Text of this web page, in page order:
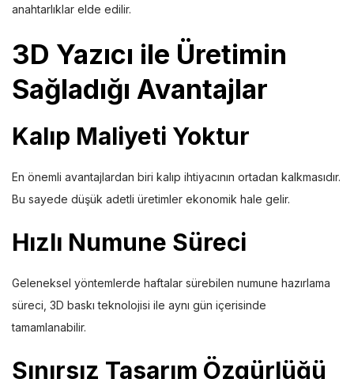
anahtarlıklar elde edilir.
3D Yazıcı ile Üretimin
Sağladığı Avantajlar
Kalıp Maliyeti Yoktur
En önemli avantajlardan biri kalıp ihtiyacının ortadan kalkmasıdır.
Bu sayede düşük adetli üretimler ekonomik hale gelir.
Hızlı Numune Süreci
Geleneksel yöntemlerde haftalar sürebilen numune hazırlama
süreci, 3D baskı teknolojisi ile aynı gün içerisinde
tamamlanabilir.
Sınırsız Tasarım Özgürlüğü